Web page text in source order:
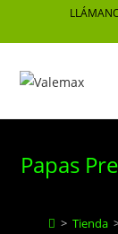
Papas
> Tienda